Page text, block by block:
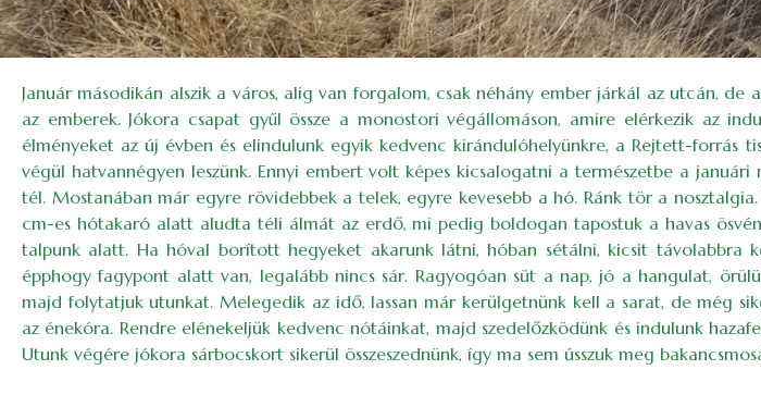
Január másodikán alszik a város, alig van forgalom, csak néhány ember járkál az utcán,
az emberek. Jókora csapat gyűl össze a monostori végállomáson, amire elérkezik az
élményeket az új évben és elindulunk egyik kedvenc kirándulóhelyünkre, a Rejtett-forrás
végül hatvannégyen leszünk. Ennyi embert volt képes kicsalogatni a természetbe a
tél. Mostanában már egyre rövidebbek a telek, egyre kevesebb a hó. Ránk tör a
cm-es hótakaró alatt aludta téli álmát az erdő, mi pedig boldogan tapostuk a havas
talpunk alatt. Ha hóval borított hegyeket akarunk látni, hóban sétálni, kicsit távolabbra
épphogy fagypont alatt van, legalább nincs sár. Ragyogóan süt a nap, jó a hangulat,
majd folytatjuk utunkat. Melegedik az idő, lassan már kerülgetnünk kell a sarat, de még
az énekóra. Rendre elénekeljük kedvenc nótáinkat, majd szedelőzködünk és indulunk
Utunk végére jókora sárbocskort sikerül összeszednünk, így ma sem ússzuk meg